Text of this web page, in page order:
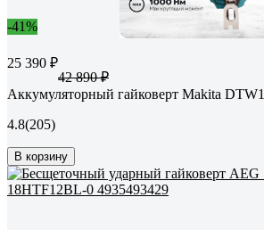
-41%
25 390 ₽
42 890 ₽
Аккумуляторный гайковерт Makita
4.8(205)
В корзину